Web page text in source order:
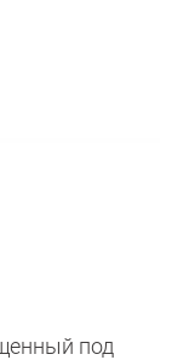
под